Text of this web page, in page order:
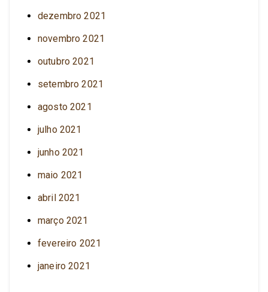
dezembro 2021
novembro 2021
outubro 2021
setembro 2021
agosto 2021
julho 2021
junho 2021
maio 2021
abril 2021
março 2021
fevereiro 2021
janeiro 2021